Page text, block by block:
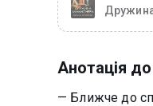
Анотація
— Ближче до